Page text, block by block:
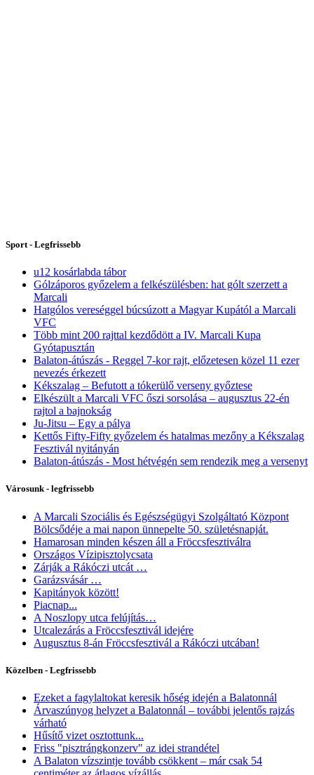
Sport - Legfrissebb
u12 kosárlabda tábor
Gólzáporos győzelem a felkészülésben: hat gólt szerzett a
Marcali
Hatgólos vereséggel búcsúzott a Magyar Kupától a Marcali
VFC
Több mint 200 rajttal kezdődött a IV. Marcali Kupa
Gyótapusztán
Balaton-átúszás - Reggel 7-kor rajt, előzetesen közel 11 ezer
nevezés érkezett
Kékszalag – Befutott a tókerülő verseny győztese
Elkészült a Marcali VFC őszi sorsolása – augusztus 22-én
rajtol a bajnokság
Ju-Jitsu – Egy a pálya
Kettős Fifty-Fifty győzelem és hatalmas mezőny a Kékszalag
Fesztivál nyitányán
Balaton-átúszás - Most hétvégén sem rendezik meg a versenyt
Városunk - legfrissebb
A Marcali Szociális és Egészségügyi Szolgáltató Központ
Bölcsődéje a mai napon ünnepelte 50. születésnapját.
Hamarosan minden készen áll a Fröccsfesztiválra
Országos Vízipisztolycsata
Zárják a Rákóczi utcát …
Garázsvásár …
Kapitányok között!
Piacnap...
A Noszlopy utca felújítás…
Utcalezárás a Fröccsfesztivál idejére
Augusztus 8-án Fröccsfesztivál a Rákóczi utcában!
Közelben - Legfrissebb
Ezeket a fagylaltokat keresik hőség idején a Balatonnál
Árvaszúnyog helyzet a Balatonnál – további jelentős rajzás
várható
Hűsítő vizet osztottunk...
Friss "pisztrángkonzerv" az idei strandétel
A Balaton vízszintje tovább csökkent – már csak 54